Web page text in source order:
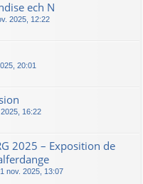
ech N
2025, 12:22
20:01
16:22
2025 – Exposition de
nov. 2025, 13:07